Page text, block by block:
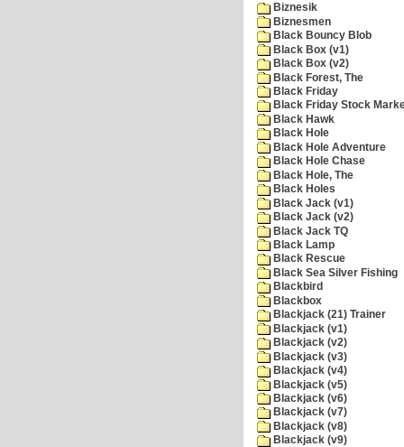
Biznesik
Biznesmen
Black Bouncy Blob
Black Box (v1)
Black Box (v2)
Black Forest, The
Black Friday
Black Friday Stock
Black Hawk
Black Hole
Black Hole Adventure
Black Hole Chase
Black Hole, The
Black Holes
Black Jack (v1)
Black Jack (v2)
Black Jack TQ
Black Lamp
Black Rescue
Black Sea Silver Fishing
Blackbird
Blackbox
Blackjack (21) Trainer
Blackjack (v1)
Blackjack (v2)
Blackjack (v3)
Blackjack (v4)
Blackjack (v5)
Blackjack (v6)
Blackjack (v7)
Blackjack (v8)
Blackjack (v9)